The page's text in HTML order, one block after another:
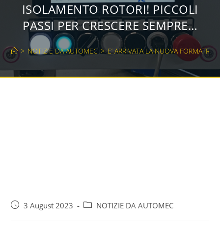
ISOLAMENTO ROTORI! PICCOLI
PASSI PER CRESCERE SEMPRE…
> NOTIZIE DA AUTOMEC > E’ ARRIVATA LA NUOVA
3 August 2023 NOTIZIE DA AUTOMEC